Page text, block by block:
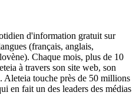
d'information gratuit sur
(français, anglais,
Chaque mois, plus de 10
à travers son site web, son
Aleteia touche près de 50 millions
en fait un des leaders des médias